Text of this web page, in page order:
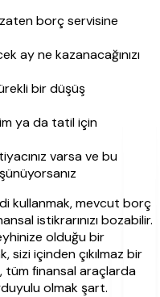
borç servisine
ay ne kazanacağınızı
bir düşüş
ya da tatil için
varsa ve bu
kullanmak, mevcut borç
istikrarınızı bozabilir.
olduğu bir
sizi içinden çıkılmaz bir
tüm finansal araçlarda
olmak şart.